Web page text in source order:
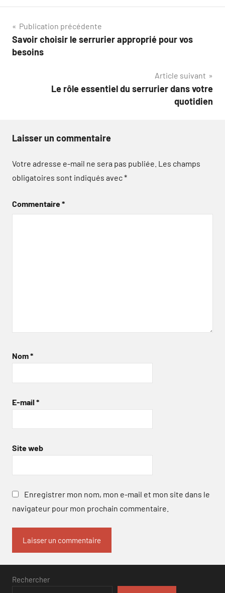
Navigation
de
Publication précédente
Savoir choisir le serrurier approprié pour vos
besoins
Article suivant
Le rôle essentiel du serrurier dans votre
quotidien
Laisser un commentaire
Votre adresse e-mail ne sera pas publiée. Les champs
obligatoires sont indiqués avec*
Commentaire*
Nom*
E-mail *
Site web
Enregistrer mon nom, mon e-mail et mon site dans le
navigateur pour mon prochain commentaire.
Rechercher